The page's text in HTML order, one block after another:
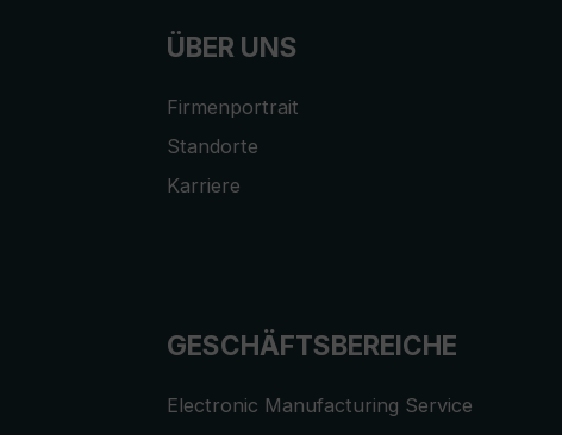
ÜBER UNS
Firmenportrait
Standorte
Karriere
GESCHÄFTSBEREICHE
Electronic Manufacturing Service